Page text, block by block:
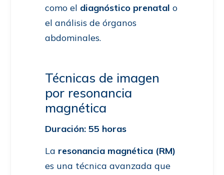
como el diagnóstico prenatal o
el análisis de órganos
abdominales.
Técnicas de imagen
por resonancia
magnética
Duración: 55 horas
La resonancia magnética (RM)
es una técnica avanzada que